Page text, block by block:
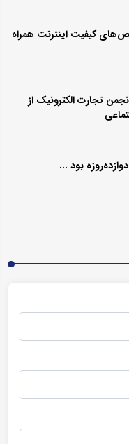
کیفیت اینترنت همراه
تجارت الکترونیک از
بود ...